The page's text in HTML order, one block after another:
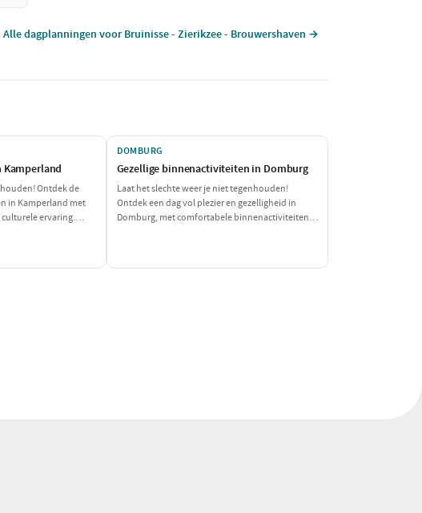
Alle dagplanningen voor Bruinisse - Zierikzee - Brouwershaven →
Ontdek de
in Kamperland met
ervaring.
DOMBURG
Gezellige binnenactiviteiten in Domburg
Laat het slechte weer je niet tegenhouden!
Ontdek een dag vol plezier en gezelligheid in
Domburg, met comfortabele binnenactiviteiten